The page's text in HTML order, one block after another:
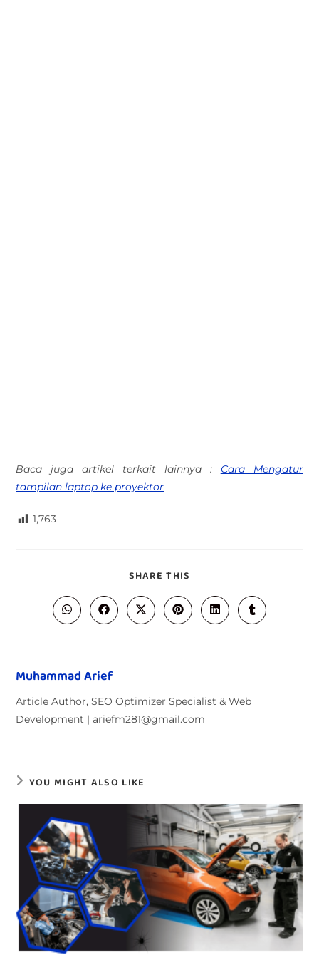
Baca juga artikel terkait lainnya : Cara Mengatur
tampilan laptop ke proyektor
1,763
SHARE THIS
Muhammad Arief
Article Author, SEO Optimizer Specialist & Web
Development | ariefm281@gmail.com
YOU MIGHT ALSO LIKE